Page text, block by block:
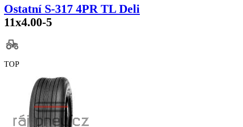
Ostatní S-317 4PR TL Deli
11x4.00-5
TOP